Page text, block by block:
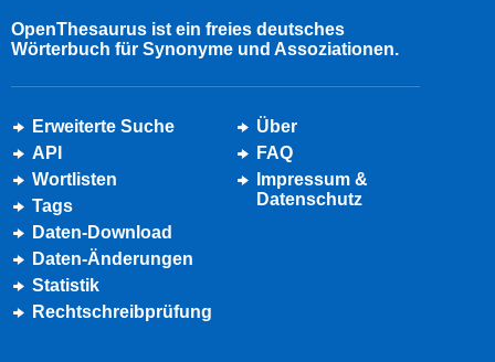
OpenThesaurus ist ein freies deutsches
Wörterbuch für Synonyme und Assoziationen.
Erweiterte Suche
API
Wortlisten
Tags
Daten-Download
Daten-Änderungen
Statistik
Rechtschreibprüfung
Über
FAQ
Impressum &
Datenschutz